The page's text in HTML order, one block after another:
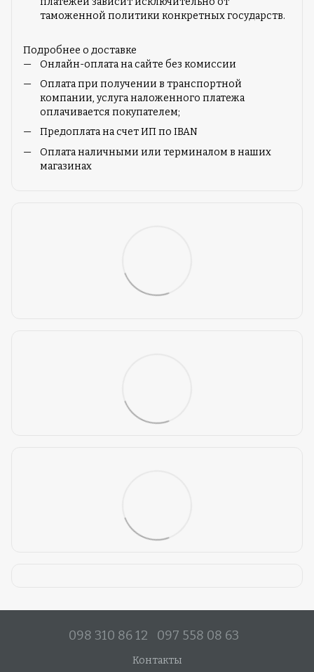
таможенной политики конкретных государств.
Подробнее о доставке
Онлайн-оплата на сайте без комиссии
Оплата при получении в транспортной
компании, услуга наложенного платежа
оплачивается покупателем;
Предоплата на счет ИП по IBAN
Оплата наличными или терминалом в наших
магазинах
098 310 86 12 097 558 08 63
Контакты